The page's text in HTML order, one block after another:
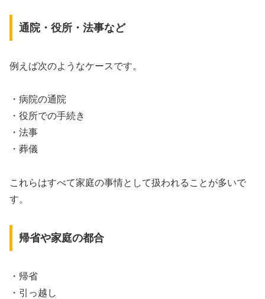
通院・役所・法事など
例えば次のようなケースです。
・病院の通院
・役所での手続き
・法事
・葬儀
これらはすべて家庭の事情として扱われることが多いで
す。
帰省や家庭の都合
・帰省
・引っ越し